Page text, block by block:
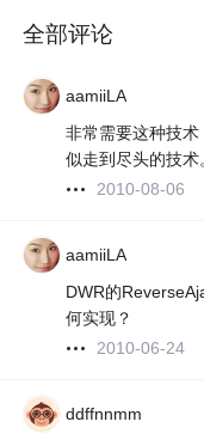
全部评论
aamiiLA
非常需要这种技
似走到尽头的技术
2010-08-06
aamiiLA
DWR的
何实现？
2010-06-24
ddffnnmm